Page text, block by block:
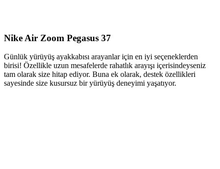
Nike Air Zoom Pegasus 37
Günlük yürüyüş ayakkabısı arayanlar için en iyi seçeneklerden
birisi! Özellikle uzun mesafelerde rahatlık arayışı içerisindeyseniz
tam olarak size hitap ediyor. Buna ek olarak, destek özellikleri
sayesinde size kusursuz bir yürüyüş deneyimi yaşatıyor.